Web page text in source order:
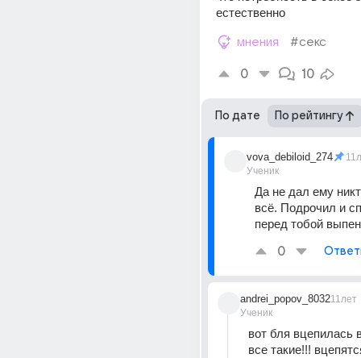
естественно
мнения #секс
0 10
По дате По рейтингу
vova_debiloid_274
Ученик
Да не дал ему
всё. Подрочил и
перед тобой
0
andrei_popov_8032
Ученик
11лет
вот бля вцепилась
все такие!!!